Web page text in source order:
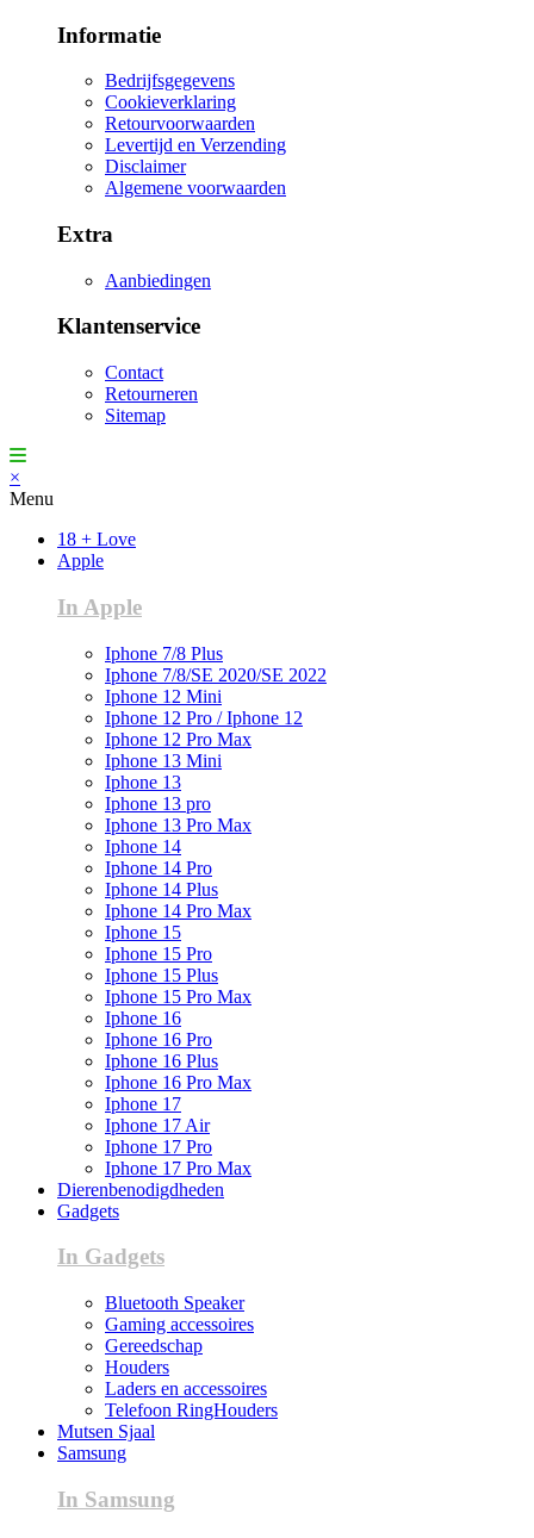
Informatie
Bedrijfsgegevens
Cookieverklaring
Retourvoorwaarden
Levertijd en Verzending
Disclaimer
Algemene voorwaarden
Extra
Aanbiedingen
Klantenservice
Contact
Retourneren
Sitemap
×
Menu
18 + Love
Apple
In Apple
Iphone 7/8 Plus
Iphone 7/8/SE 2020/SE 2022
Iphone 12 Mini
Iphone 12 Pro / Iphone 12
Iphone 12 Pro Max
Iphone 13 Mini
Iphone 13
Iphone 13 pro
Iphone 13 Pro Max
Iphone 14
Iphone 14 Pro
Iphone 14 Plus
Iphone 14 Pro Max
Iphone 15
Iphone 15 Pro
Iphone 15 Plus
Iphone 15 Pro Max
Iphone 16
Iphone 16 Pro
Iphone 16 Plus
Iphone 16 Pro Max
Iphone 17
Iphone 17 Air
Iphone 17 Pro
Iphone 17 Pro Max
Dierenbenodigdheden
Gadgets
In Gadgets
Bluetooth Speaker
Gaming accessoires
Gereedschap
Houders
Laders en accessoires
Telefoon RingHouders
Mutsen Sjaal
Samsung
In Samsung